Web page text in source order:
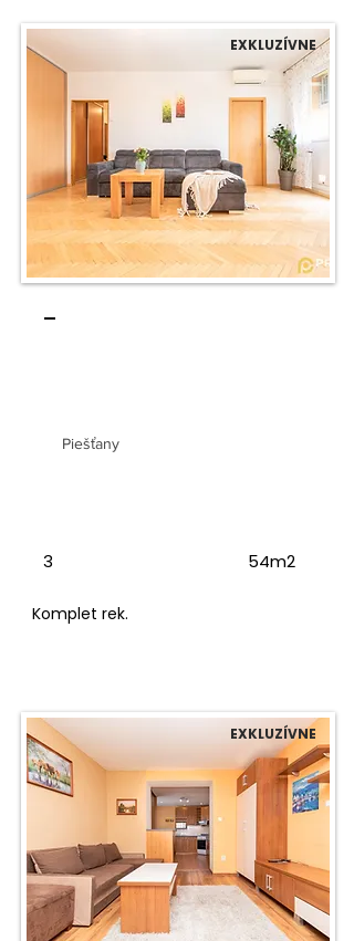
EXKLUZÍVNE
-
Piešťany
3 54m2
Komplet rek.
EXKLUZÍVNE